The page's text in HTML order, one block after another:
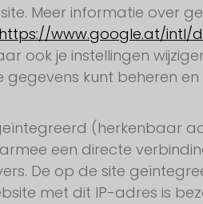
Meer informatie over
https://www.google.at/intl/
ook je instellingen
kunt beheren en
(herkenbaar
een directe
De op de site
met dit IP-adres is